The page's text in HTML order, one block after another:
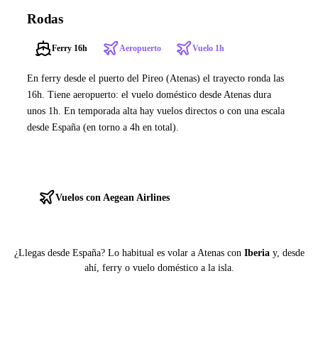
Rodas
Ferry 16h Aeropuerto Vuelo 1h
En ferry desde el puerto del Pireo (Atenas) el trayecto ronda las
16h. Tiene aeropuerto: el vuelo doméstico desde Atenas dura
unos 1h. En temporada alta hay vuelos directos o con una escala
desde España (en torno a 4h en total).
Vuelos con Aegean Airlines
¿Llegas desde España? Lo habitual es volar a Atenas con Iberiay, desde
ahí, ferry o vuelo doméstico a la isla.